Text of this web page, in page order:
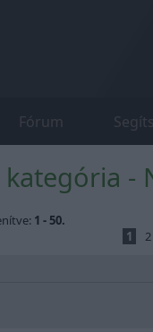
Fórum
1 - 50.
1
2